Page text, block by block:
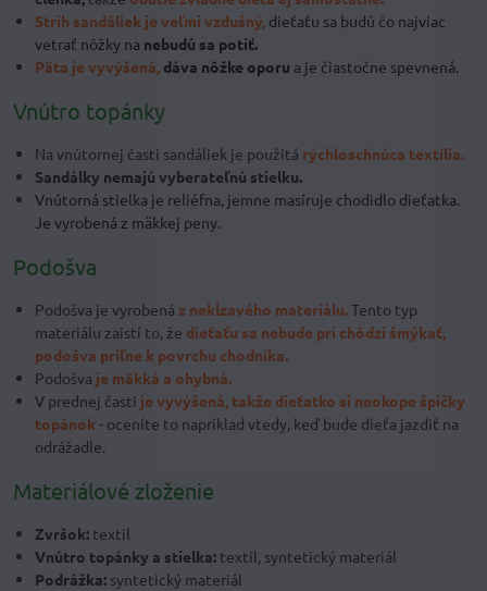
Strih sandáliek je veľmi vzdušný, dieťaťu sa budú čo najviac
vetrať nôžky na nebudú sa potiť.
Päta je vyvýšená, dáva nôžke oporu a je čiastočne spevnená.
Vnútro topánky
Na vnútornej časti sandáliek je použitá rýchloschnúca textília.
Sandálky nemajú vyberateľnú stielku.
Vnútorná stielka je reliéfna, jemne masíruje chodidlo dieťatka.
Je vyrobená z mäkkej peny.
Podošva
Podošva je vyrobená z nekĺzavého materiálu.Tento typ
materiálu zaistí to, že dieťaťu sa nebude pri chôdzi šmýkať,
podošva priľne k povrchu chodníka.
Podošva je mäkká a ohybná.
V prednej časti je vyvýšená, takže dieťatko si neokope špičky
topánok- oceníte to napríklad vtedy, keď bude dieťa jazdiť na
odrážadle.
Materiálové zloženie
Zvršok: textil
Vnútro topánky a stielka: textil, syntetický materiál
Podrážka: syntetický materiál